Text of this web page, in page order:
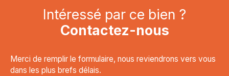
Intéressé par ce bien ?
Contactez-nous
Merci de remplir le formulaire, nous reviendrons vers vous
dans les plus brefs délais.